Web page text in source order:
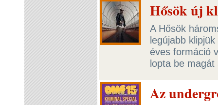
Hősök új
A Hősök
legújabb
éves formáció
lopta be
Az